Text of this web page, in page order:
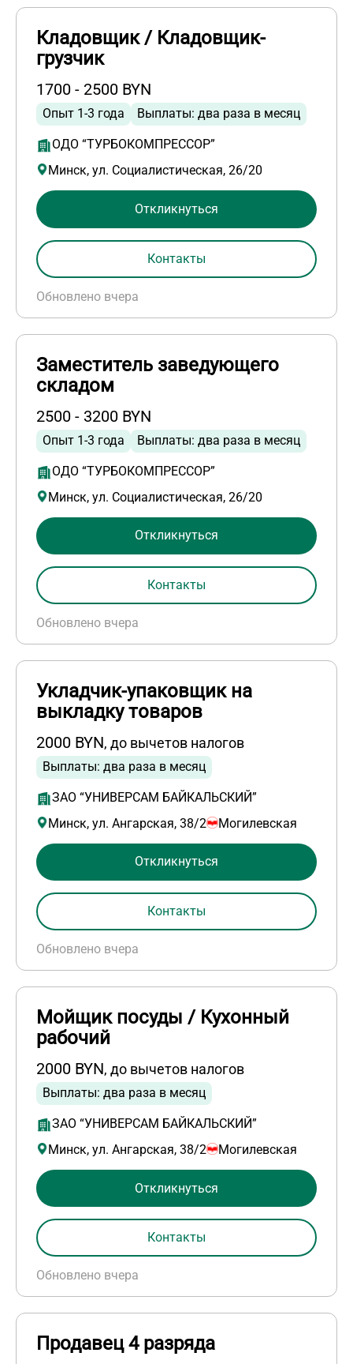
Кладовщик / Кладовщик-
грузчик
1700 - 2500 BYN
Опыт 1-3 года Выплаты: два раза в месяц
ОДО “ТУРБОКОМПРЕССОР”
Минск, ул. Социалистическая, 26/20
Обновлено вчера
Откликнуться
Контакты
Заместитель заведующего
складом
2500 - 3200 BYN
Опыт 1-3 года Выплаты: два раза в месяц
ОДО “ТУРБОКОМПРЕССОР”
Минск, ул. Социалистическая, 26/20
Обновлено вчера
Откликнуться
Контакты
Укладчик-упаковщик на
выкладку товаров
2000 BYN, до вычетов налогов
Выплаты: два раза в месяц
ЗАО “УНИВЕРСАМ БАЙКАЛЬСКИЙ”
Минск, ул. Ангарская, 38/2
Могилевская
Обновлено вчера
Откликнуться
Контакты
Мойщик посуды / Кухонный
рабочий
2000 BYN, до вычетов налогов
Выплаты: два раза в месяц
ЗАО “УНИВЕРСАМ БАЙКАЛЬСКИЙ”
Минск, ул. Ангарская, 38/2
Могилевская
Обновлено вчера
Откликнуться
Контакты
Продавец 4 разряда